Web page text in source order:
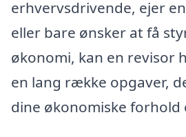
erhvervsdrivende, ejer
eller bare ønsker at få
økonomi, kan en revisor
en lang række opgaver,
dine økonomiske forhold